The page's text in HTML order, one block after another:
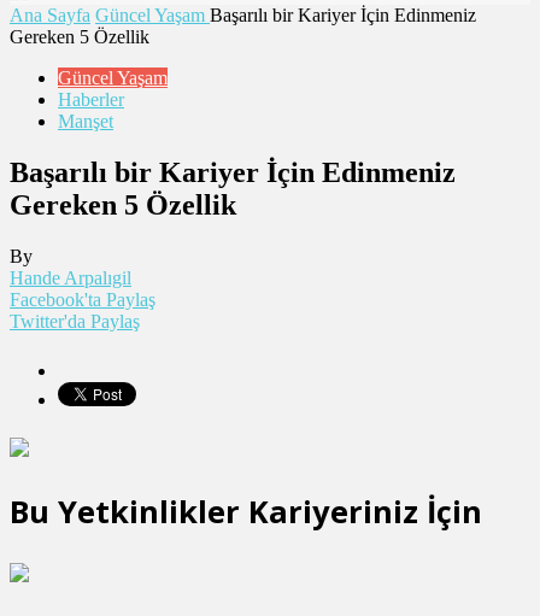
Ana Sayfa Güncel Yaşam Başarılı bir Kariyer İçin Edinmeniz
Gereken 5 Özellik
Güncel Yaşam
Haberler
Manşet
Başarılı bir Kariyer İçin Edinmeniz
Gereken 5 Özellik
By
Hande Arpalıgil
Facebook'ta Paylaş
Twitter'da Paylaş
Bu Yetkinlikler Kariyeriniz İçin